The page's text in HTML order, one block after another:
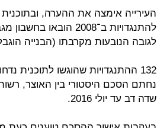
העירייה אימצה את ההערה,
להתנגדויות ב־2008
לגובה הנובעות מקרבתו (הבנייה הוגבלה ל־15
נחתם הסכם היסטורי בין האוצר,
שדה דב עד יולי 2016.